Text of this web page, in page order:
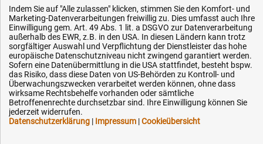
AGB / Widerrufsrecht
Datenschutz
Impressum
Karriere
OEM-Ersatzteile
Technik-Hilfe
Downloads
Kontakt
Indem Sie auf "Alle zulassen" klicken, stimmen Sie den Komfort- und
Marketing-Datenverarbeitungen freiwillig zu. Dies umfasst auch Ihre
Einwilligung gem. Art. 49 Abs. 1 lit. a DSGVO zur Datenverarbeitung
außerhalb des EWR, z.B. in den USA. In diesen Ländern kann trotz
sorgfältiger Auswahl und Verpflichtung der Dienstleister das hohe
europäische Datenschutzniveau nicht zwingend garantiert werden.
Sofern eine Datenübermittlung in die USA stattfindet, besteht bspw.
das Risiko, dass diese Daten von US-Behörden zu Kontroll- und
Überwachungszwecken verarbeitet werden können, ohne dass
wirksame Rechtsbehelfe vorhanden oder sämtliche
Betroffenenrechte durchsetzbar sind. Ihre Einwilligung können Sie
jederzeit widerrufen.
Datenschutzerklärung | Impressum |Cookieübersicht